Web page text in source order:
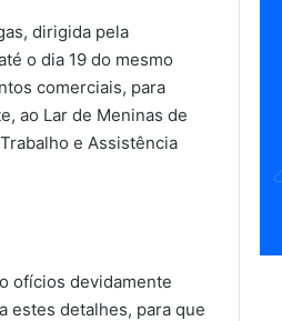
dirigida pela
o dia 19 do mesmo
comerciais, para
ao Lar de Meninas de
e Assistência
ofícios devidamente
estes detalhes, para que